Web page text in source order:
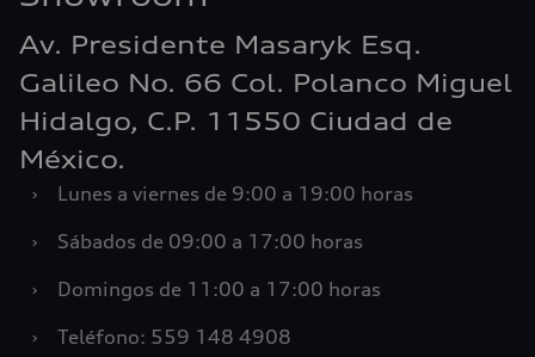
Av. Presidente Masaryk Esq.
Galileo No. 66 Col. Polanco Miguel
Hidalgo, C.P. 11550 Ciudad de
México.
›
Lunes a viernes de 9:00 a 19:00 horas
›
Sábados de 09:00 a 17:00 horas
›
Domingos de 11:00 a 17:00 horas
›
Teléfono: 559 148 4908